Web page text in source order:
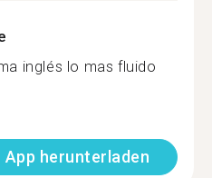
inglés lo mas fluido
App herunterladen